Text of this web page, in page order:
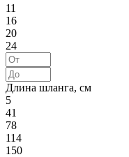
11
16
20
24
Длина шланга, см
5
41
78
114
150